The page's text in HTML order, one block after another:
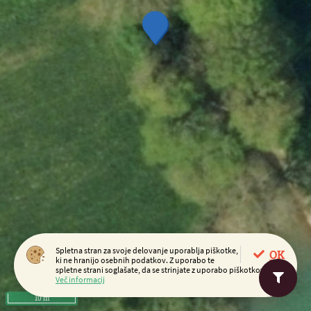
10 m
OK
Spletna stran za svoje delovanje uporablja piškotke,
ki ne hranijo osebnih podatkov. Z uporabo te
spletne strani soglašate, da se strinjate z uporabo piškotkov.
Več informacij